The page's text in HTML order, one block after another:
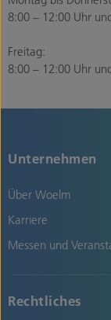
8:00 – 12:00 Uhr
Freitag:
8:00 – 12:00 Uhr
Unternehmen
Über Woelm
Karriere
Messen und
Rechtliches